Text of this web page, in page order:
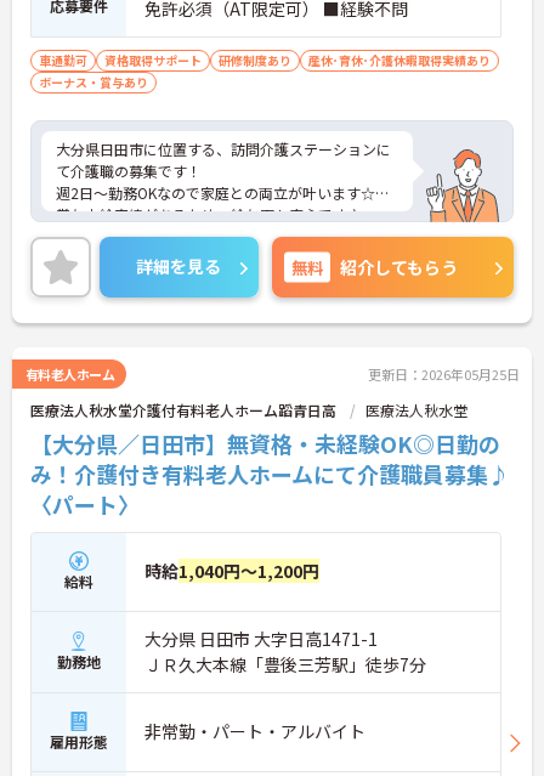
応募要件
免許必須（AT限定可） ■経験不問
車通勤可 資格取得サポート 研修制度あり
産休･育休･介護休暇取得実績あり
ボーナス・賞与あり
大分県日田市に位置する、訪問介護ステーションに
て介護職の募集です！
週2日～勤務OKなので家庭との両立が叶います☆
賞与支給実績があるため、給与面も安心です♪
また、マイカー通勤可能で無料駐車場もあるので通
勤らくらくです◎
ご興味のある方には、面接対策ポイントなど、さら
に詳細をご案内しますのでお気軽にご相談くださ
い！
詳細を見る 無料 紹介してもらう
有料老人ホーム 更新日：2026年05月25日
医療法人秋水堂介護付有料老人ホーム蹈青日高 医療法人秋水堂
【大分県／日田市】無資格・未経験OK◎日勤の
み！介護付き有料老人ホームにて介護職員募集♪
〈パート〉
給料 時給1,040円～1,200円
勤務地
大分県 日田市 大字日高1471-1
ＪＲ久大本線「豊後三芳駅」徒歩7分
雇用形態 非常勤・パート・アルバイト